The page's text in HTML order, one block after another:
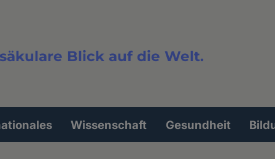
Blick auf die Welt.
Wissenschaft Gesundheit